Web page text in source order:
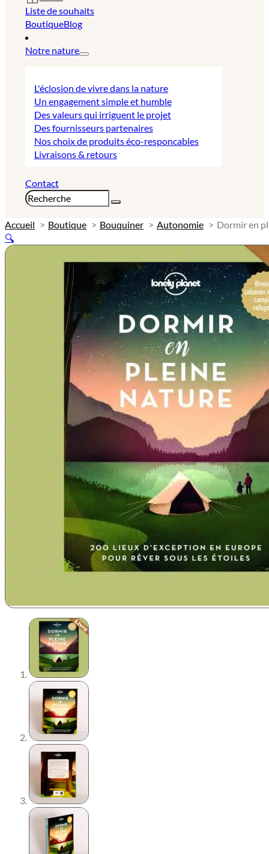
Liste de souhaits
BoutiqueBlog
Notre nature
L'éclosion de vivre dans la nature
Un engagement simple et humble
Des valeurs qui irriguent le projet
Des fournisseurs partenaires
Nos choix de produits éco-responcables
Livraisons & retours
Contact
Rechercher
Accueil Boutique Bouquiner Autonomie
Dormir en
🔍